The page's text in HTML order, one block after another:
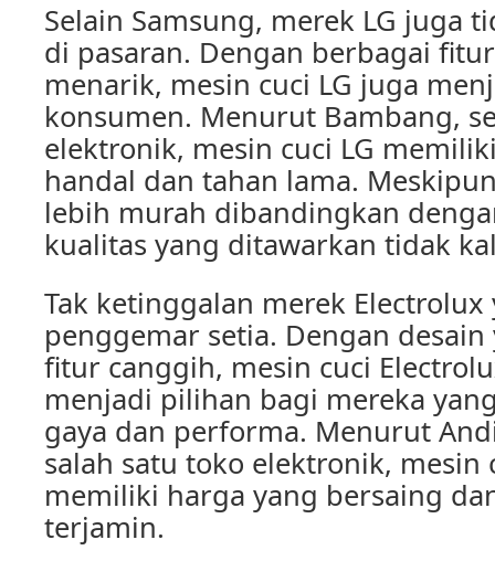
Selain Samsung, merek LG juga
di pasaran. Dengan berbagai
menarik, mesin cuci LG juga
konsumen. Menurut Bambang,
elektronik, mesin cuci LG
handal dan tahan lama.
lebih murah dibandingkan
kualitas yang ditawarkan tidak
Tak ketinggalan merek
penggemar setia. Dengan
fitur canggih, mesin cuci
menjadi pilihan bagi mereka
gaya dan performa. Menurut
salah satu toko elektronik, mesin
memiliki harga yang bersaing
terjamin.